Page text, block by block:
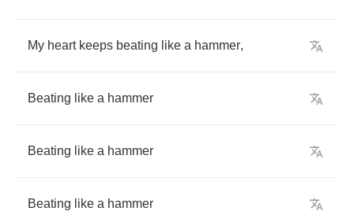
My heart keeps beating like a hammer,
Beating like a hammer
Beating like a hammer
Beating like a hammer